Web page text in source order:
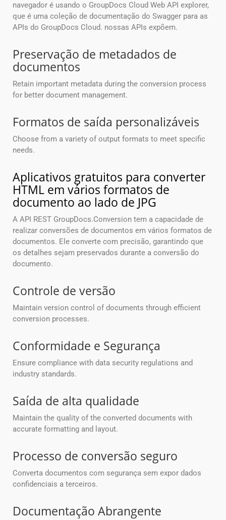
navegador é usando o GroupDocs Cloud Web API explorer,
que é uma coleção de documentação do Swagger para as
APIs do GroupDocs Cloud. nossas APIs expõem.
Preservação de metadados de
documentos
Retain important metadata during the conversion process
for better document management.
Formatos de saída personalizáveis
Choose from a variety of output formats to meet specific
needs.
Aplicativos gratuitos para converter
HTML em vários formatos de
documento ao lado de JPG
A API REST GroupDocs.Conversion tem a capacidade de
realizar conversões de documentos em vários formatos de
documentos. Ele converte com precisão, garantindo que
os detalhes sejam preservados durante a conversão do
documento.
Controle de versão
Maintain version control of documents through efficient
conversion processes.
Conformidade e Segurança
Ensure compliance with data security regulations and
industry standards.
Saída de alta qualidade
Maintain the quality of the converted documents with
accurate formatting and layout.
Processo de conversão seguro
Converta documentos com segurança sem expor dados
confidenciais a terceiros.
Documentação Abrangente